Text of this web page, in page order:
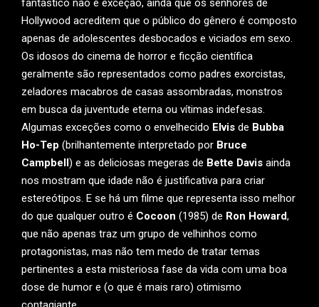
fantástico não é exceção, ainda que os senhores de
Hollywood acreditem que o público do gênero é composto
apenas de adolescentes desbocados e viciados em sexo.
Os idosos do cinema de horror e ficção científica
geralmente são representados como padres exorcistas,
zeladores macabros de casas assombradas, monstros
em busca da juventude eterna ou vítimas indefesas.
Algumas exceções como o envelhecido Elvis de Bubba
Ho-Tep (brilhantemente interpretado por Bruce
Campbell) e as deliciosas megeras de Bette Davis ainda
nos mostram que idade não é justificativa para criar
estereótipos. E se há um filme que representa isso melhor
do que qualquer outro é Cocoon (1985) de Ron Howard,
que não apenas traz um grupo de velhinhos como
protagonistas, mas não tem medo de tratar temas
pertinentes a esta misteriosa fase da vida com uma boa
dose de humor e (o que é mais raro) otimismo